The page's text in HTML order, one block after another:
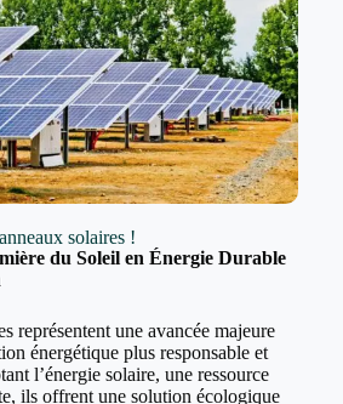
solaires !
du Soleil en Énergie Durable
représentent une avancée majeure
énergétique plus responsable et
l’énergie solaire, une ressource
ils offrent une solution écologique